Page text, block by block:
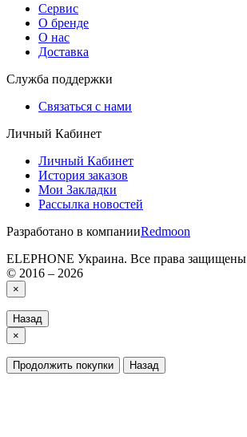
Сервис
О бренде
О нас
Доставка
Служба поддержки
Связаться с нами
Личный Кабинет
Личный Кабинет
История заказов
Мои Закладки
Рассылка новостей
Разработано в компанииRedmoon
ELEPHONE Украина. Все права защищены
© 2016 – 2026
×
Назад
×
Продолжить покупки Назад